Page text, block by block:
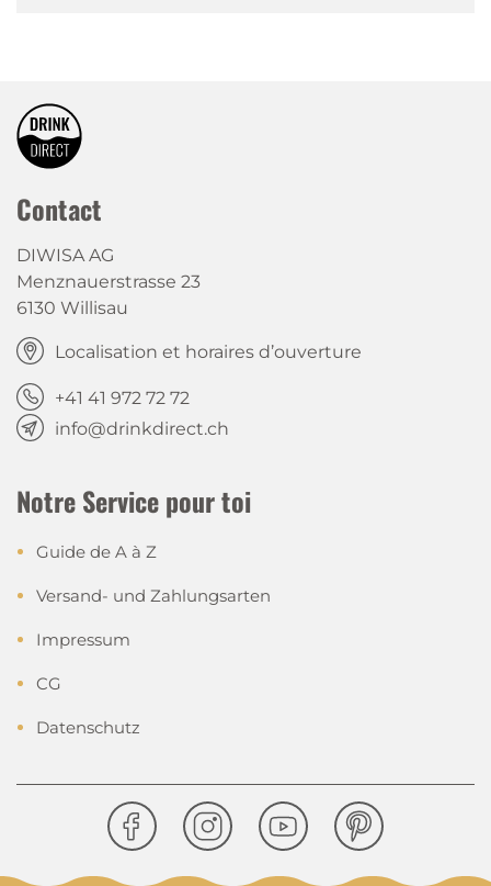
Contact
DIWISA AG
Menznauerstrasse 23
6130 Willisau
Localisation et horaires d’ouverture
+41 41 972 72 72
info@drinkdirect.ch
Notre Service pour toi
Guide de A à Z
Versand- und Zahlungsarten
Impressum
CG
Datenschutz